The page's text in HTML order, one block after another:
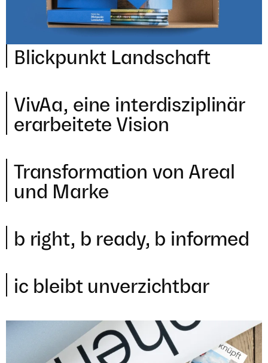
Blick­punkt Landschaft
VivAa, eine inter­dis­zi­pli­när
erar­bei­tete Vision
Trans­for­ma­tion von Areal
und Marke
b right, b ready, b informed
ic bleibt unverzichtbar